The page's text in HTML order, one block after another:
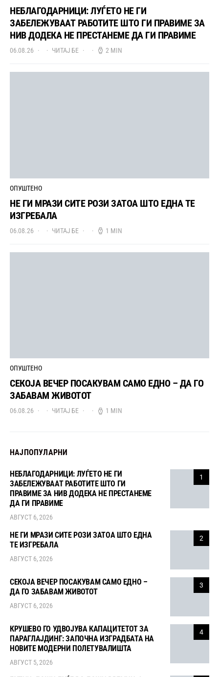
НЕБЛАГОДАРНИЦИ: ЛУЃЕТО НЕ ГИ
ЗАБЕЛЕЖУВААТ РАБОТИТЕ ШТО ГИ ПРАВИМЕ ЗА
НИВ ДОДЕКА НЕ ПРЕСТАНЕМЕ ДА ГИ ПРАВИМЕ
06.08.26 ЧИТАЈ БЕ 2 MIN
ОПУШТЕНО
НЕ ГИ МРАЗИ СИТЕ РОЗИ ЗАТОА ШТО ЕДНА ТЕ
ИЗГРЕБАЛА
06.08.26 ЧИТАЈ БЕ 1 MIN
ОПУШТЕНО
СЕКОЈА ВЕЧЕР ПОСАКУВАМ САМО ЕДНО – ДА ГО
ЗАБАВАМ ЖИВОТОТ
06.08.26 ЧИТАЈ БЕ 1 MIN
НАЈПОПУЛАРНИ
1
НЕБЛАГОДАРНИЦИ: ЛУЃЕТО НЕ ГИ
ЗАБЕЛЕЖУВААТ РАБОТИТЕ ШТО ГИ
ПРАВИМЕ ЗА НИВ ДОДЕКА НЕ ПРЕСТАНЕМЕ
ДА ГИ ПРАВИМЕ
АВГУСТ 6, 2026
2
НЕ ГИ МРАЗИ СИТЕ РОЗИ ЗАТОА ШТО ЕДНА
ТЕ ИЗГРЕБАЛА
АВГУСТ 6, 2026
3
СЕКОЈА ВЕЧЕР ПОСАКУВАМ САМО ЕДНО –
ДА ГО ЗАБАВАМ ЖИВОТОТ
АВГУСТ 6, 2026
4
КРУШЕВО ГО УДВОЈУВА КАПАЦИТЕТОТ ЗА
ПАРАГЛАЈДИНГ: ЗАПОЧНА ИЗГРАДБАТА НА
НОВИТЕ МОДЕРНИ ПОЛЕТУВАЛИШТА
АВГУСТ 5, 2026